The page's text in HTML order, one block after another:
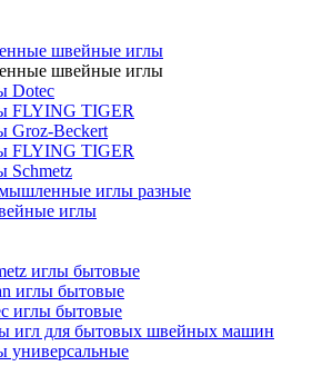
швейные иглы
швейные иглы
Dotec
FLYING TIGER
Groz-Beckert
FLYING TIGER
Schmetz
иглы разные
иглы
иглы бытовые
иглы бытовые
иглы бытовые
игл для бытовых швейных машин
универсальные